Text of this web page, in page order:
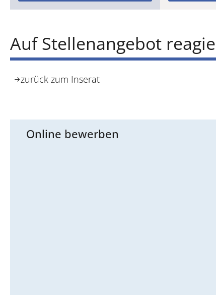
Auf Stellenangebot
zurück zum Inserat
Online bewerben